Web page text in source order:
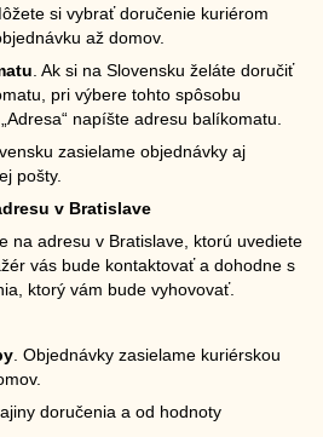
si vybrať doručenie kuriérom
až domov.
. Ak si na Slovensku želáte doručiť
pri výbere tohto spôsobu
napíšte adresu balíkomatu.
zasielame objednávky aj
pošty.
v Bratislave
na adresu v Bratislave, ktorú uvediete
vás bude kontaktovať a dohodne s
ktorý vám bude vyhovovať.
. Objednávky zasielame kuriérskou
doručenia a od hodnoty